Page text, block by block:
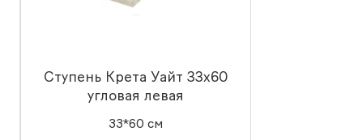
Ступень Крета Уайт 33x60
угловая левая
33*60 см